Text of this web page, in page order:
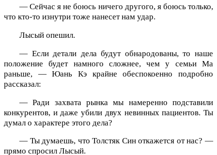
— Сейчас я не боюсь ничего другого, я боюсь только,
что кто-то изнутри тоже нанесет нам удар.
Лысый опешил.
— Если детали дела будут обнародованы, то наше
положение будет намного сложнее, чем у семьи Ма
раньше, — Юань Кэ крайне обеспокоенно подробно
рассказал:
— Ради захвата рынка мы намеренно подставили
конкурентов, и даже убили двух невинных пациентов. Ты
думал о характере этого дела?
— Ты думаешь, что Толстяк Син откажется от нас? —
прямо спросил Лысый.